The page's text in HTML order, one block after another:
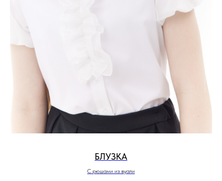
БЛУЗКА
С рюшами из вуали